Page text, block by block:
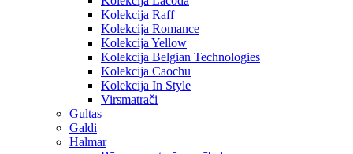
Kolekcija Raff
Kolekcija Romance
Kolekcija Yellow
Kolekcija Belgian Technologies
Kolekcija Caochu
Kolekcija In Style
Virsmatrači
Gultas
Galdi
Halmar